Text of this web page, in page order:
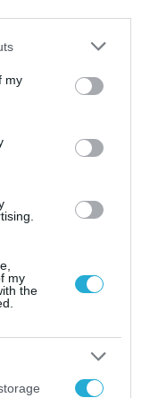
or more Google
You may click to
third-party tags to
in below Google
my
my
the